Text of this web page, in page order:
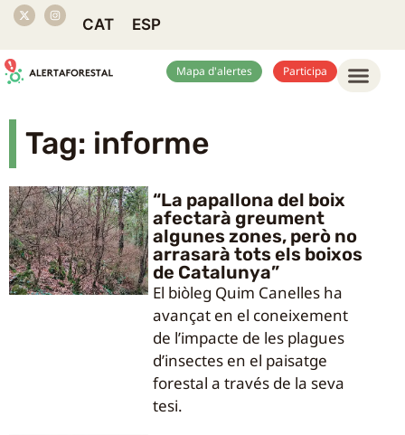
CAT ESP
Mapa d'alertes Participa
Tag: informe
“La papallona del boix
afectarà greument
algunes zones, però no
arrasarà tots els boixos
de Catalunya”
El biòleg Quim Canelles ha
avançat en el coneixement
de l’impacte de les plagues
d’insectes en el paisatge
forestal a través de la seva
tesi.